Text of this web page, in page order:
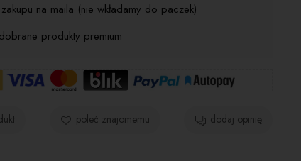
zakupu na maila (nie wkładamy do paczek)
dobrane produkty premium
poleć znajomemu dodaj opinię